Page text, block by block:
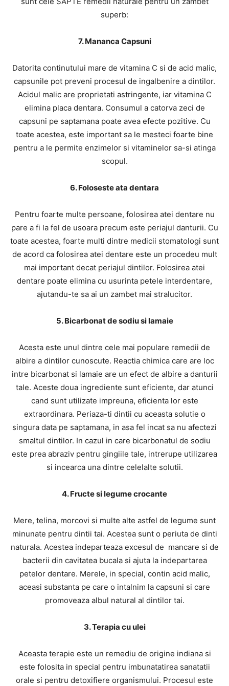
superb:
7. Mananca Capsuni
Datorita continutului mare de vitamina C si de acid malic,
capsunile pot preveni procesul de ingalbenire a dintilor.
Acidul malic are proprietati astringente, iar vitamina C
elimina placa dentara. Consumul a catorva zeci de
capsuni pe saptamana poate avea efecte pozitive. Cu
toate acestea, este important sa le mesteci foarte bine
pentru a le permite enzimelor si vitaminelor sa-si atinga
scopul.
6. Foloseste ata dentara
Pentru foarte multe persoane, folosirea atei dentare nu
pare a fi la fel de usoara precum este periajul danturii. Cu
toate acestea, foarte multi dintre medicii stomatologi sunt
de acord ca folosirea atei dentare este un procedeu mult
mai important decat periajul dintilor. Folosirea atei
dentare poate elimina cu usurinta petele interdentare,
ajutandu-te sa ai un zambet mai stralucitor.
5. Bicarbonat de sodiu si lamaie
Acesta este unul dintre cele mai populare remedii de
albire a dintilor cunoscute. Reactia chimica care are loc
intre bicarbonat si lamaie are un efect de albire a danturii
tale. Aceste doua ingrediente sunt eficiente, dar atunci
cand sunt utilizate impreuna, eficienta lor este
extraordinara. Periaza-ti dintii cu aceasta solutie o
singura data pe saptamana, in asa fel incat sa nu afectezi
smaltul dintilor. In cazul in care bicarbonatul de sodiu
este prea abraziv pentru gingiile tale, intrerupe utilizarea
si incearca una dintre celelalte solutii.
4. Fructe si legume crocante
Mere, telina, morcovi si multe alte astfel de legume sunt
minunate pentru dintii tai. Acestea sunt o periuta de dinti
naturala. Acestea indeparteaza excesul de mancare si de
bacterii din cavitatea bucala si ajuta la indepartarea
petelor dentare. Merele, in special, contin acid malic,
aceasi substanta pe care o intalnim la capsuni si care
promoveaza albul natural al dintilor tai.
3. Terapia cu ulei
Aceasta terapie este un remediu de origine indiana si
este folosita in special pentru imbunatatirea sanatatii
orale si pentru detoxifiere organismului. Procesul este